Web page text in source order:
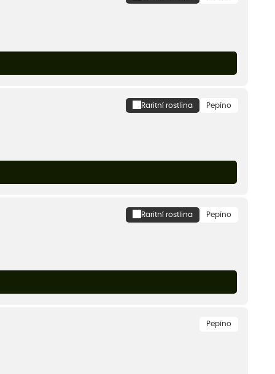
Raritní rostlina Pepíno
Raritní rostlina Pepíno
Pepíno